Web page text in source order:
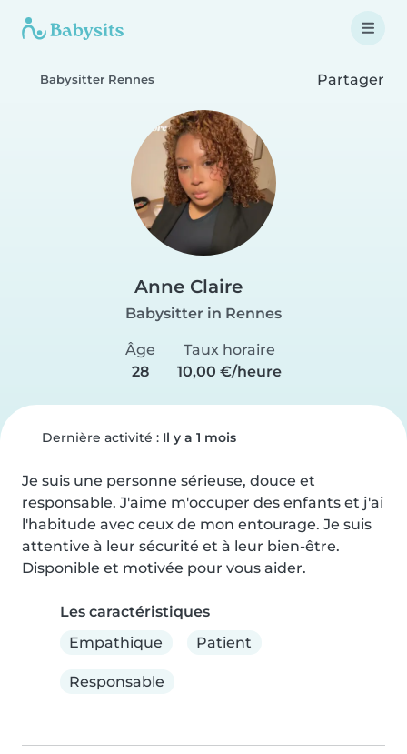
Babysitter Rennes Partager
Anne Claire
Babysitter in Rennes
Âge
28
Taux horaire
10,00 €/heure
Dernière activité : Il y a 1 mois
Je suis une personne sérieuse, douce et
responsable. J'aime m'occuper des enfants et j'ai
l'habitude avec ceux de mon entourage. Je suis
attentive à leur sécurité et à leur bien-être.
Disponible et motivée pour vous aider.
Les caractéristiques
Empathique
Patient
Responsable